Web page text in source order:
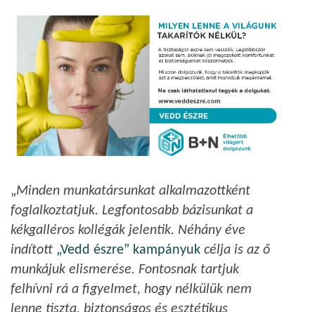
„Minden munkatársunkat alkalmazottként
foglalkoztatjuk. Legfontosabb bázisunkat a
kékgalléros kollégák jelentik. Néhány éve
indított „Vedd észre” kampányuk célja is az ő
munkájuk elismerése. Fontosnak tartjuk
felhívni rá a figyelmet, hogy nélkülük nem